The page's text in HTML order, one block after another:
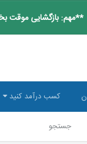
**مهم: بازگشایی موقت
جستجو
کسب درآمد کنید